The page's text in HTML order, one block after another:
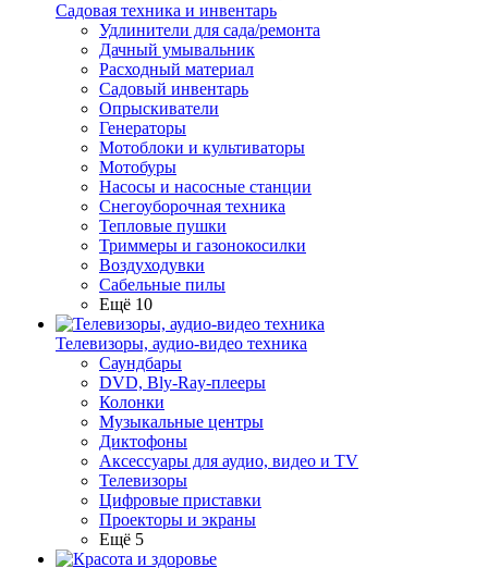
Садовая техника и инвентарь
Удлинители для сада/ремонта
Дачный умывальник
Расходный материал
Садовый инвентарь
Опрыскиватели
Генераторы
Мотоблоки и культиваторы
Мотобуры
Насосы и насосные станции
Снегоуборочная техника
Тепловые пушки
Триммеры и газонокосилки
Воздуходувки
Сабельные пилы
Ещё 10
Телевизоры, аудио-видео техника
Саундбары
DVD, Bly-Ray-плееры
Колонки
Музыкальные центры
Диктофоны
Аксессуары для аудио, видео и TV
Телевизоры
Цифровые приставки
Проекторы и экраны
Ещё 5